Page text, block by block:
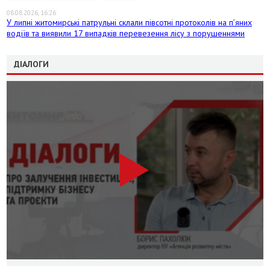
08.08.2026, 16:26
У липні житомирські патрульні склали півсотні протоколів на пʼяних
водіїв та виявили 17 випадків перевезення лісу з порушеннями
ДІАЛОГИ